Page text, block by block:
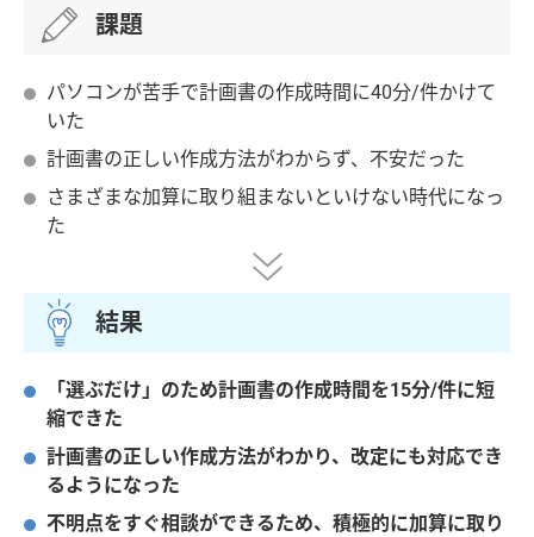
課題
パソコンが苦手で計画書の作成時間に40分/件かけて
いた
計画書の正しい作成方法がわからず、不安だった
さまざまな加算に取り組まないといけない時代になっ
た
結果
「選ぶだけ」のため計画書の作成時間を15分/件に短
縮できた
計画書の正しい作成方法がわかり、改定にも対応でき
るようになった
不明点をすぐ相談ができるため、積極的に加算に取り